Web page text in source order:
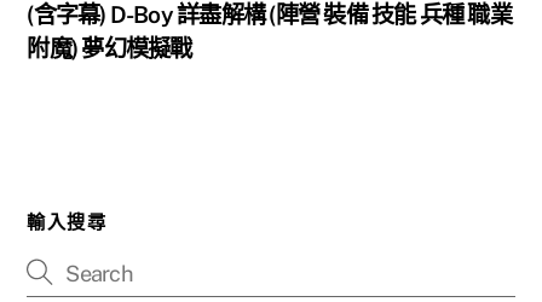
(含字幕) D-Boy 詳盡解構 (陣營 裝備 技能 兵種 職業
附魔) 夢幻模擬戰
輸入搜尋